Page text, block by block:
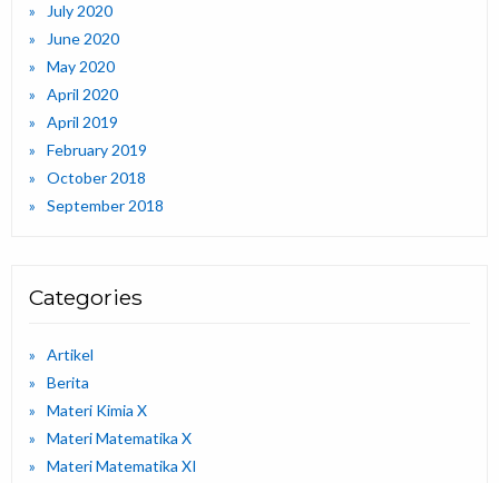
July 2020
June 2020
May 2020
April 2020
April 2019
February 2019
October 2018
September 2018
Categories
Artikel
Berita
Materi Kimia X
Materi Matematika X
Materi Matematika XI